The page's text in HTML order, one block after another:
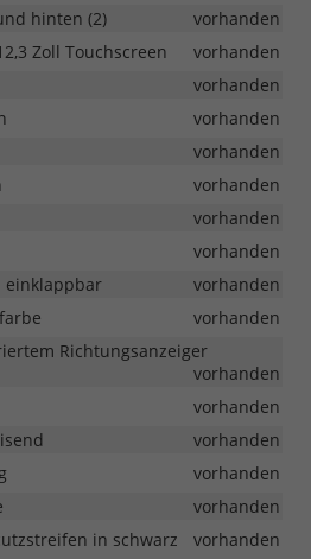
hinten (2)
vorhanden
Zoll Touchscreen
vorhanden
vorhanden
vorhanden
vorhanden
vorhanden
vorhanden
vorhanden
einklappbar
vorhanden
vorhanden
Richtungsanzeiger
vorhanden
vorhanden
vorhanden
vorhanden
vorhanden
in schwarz
vorhanden